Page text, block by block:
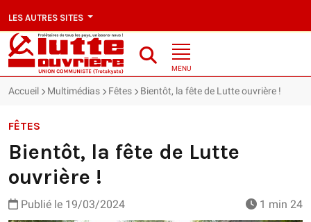
LES AUTRES SITES
MENU
Accueil Multimédias Fêtes Bientôt, la fête de Lutte ouvrière !
FÊTES
Bientôt, la fête de Lutte
ouvrière !
Publié le 19/03/2024 1 min 24